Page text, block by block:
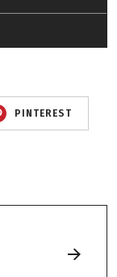
PINTEREST